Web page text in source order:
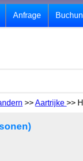
Anfrage
>>Aartrijke>>